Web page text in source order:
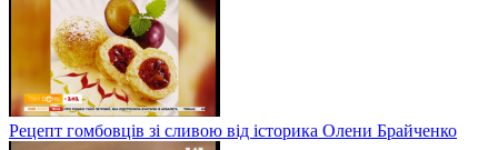
Рецепт гомбовців зі сливою від історика Олени Брайченко